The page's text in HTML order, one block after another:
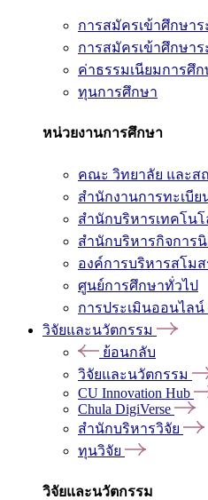
การสมัครเข้าศึกษ
การสมัครเข้าศึกษา
ค่าธรรมเนียมการศึก
ทุนการศึกษา
หน่วยงานการศึกษา
คณะ วิทยาลัย และส
สำนักงานการทะเบีย
สำนักบริหารเทคโน
สำนักบริหารกิจการ
องค์การบริหารสโม
ศูนย์การศึกษาทั่วไป
การประเมินออนไลน์
วิจัยและนวัตกรรม
ย้อนกลับ
วิจัยและนวัตกรรม
CU Innovation Hub
Chula DigiVerse
สำนักบริหารวิจัย
ทุนวิจัย
วิจัยและนวัตกรรม